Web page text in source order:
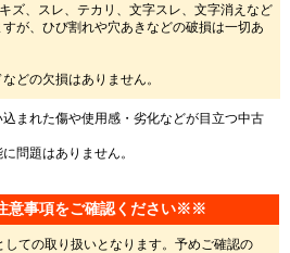
ズ、スレ、テカリ、文字スレ、文字消えなど
が、ひび割れや穴あきなどの破損は一切あ
どの欠損はありません。
まれた傷や使用感・劣化などが目立つ中古
問題はありません。
意事項をご確認ください※※
ての取り扱いとなります。予めご確認の